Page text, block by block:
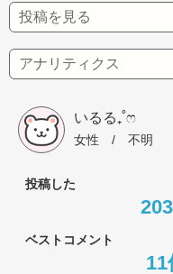
投稿を見る
アナリティクス
いるる₊˚ෆ
女性 / 不明
投稿した
ベストコメント
11